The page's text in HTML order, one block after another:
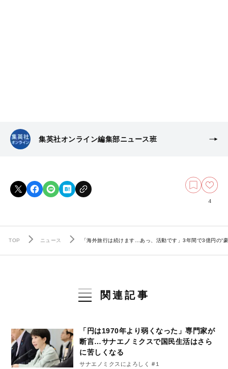
集英社オンライン編集部ニュース班
4
TOP ニュース 「海外旅行は続けます…あっ、活動です」3年間で3億円の“
関連記事
「円は1970年より弱くなった」専門家が
断言…サナエノミクスで国民生活はさら
に苦しくなる
サナエノミクスによろしく #１